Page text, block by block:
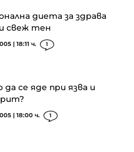
диета за здрава
свеж тен
| 18:11 ч. 1
да се яде при язва и
| 18:00 ч. 1